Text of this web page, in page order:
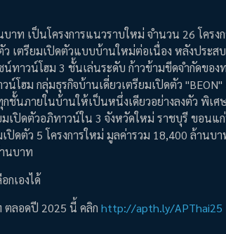
าท เป็นโครงการแนวราบใหม่ จำนวน 26 โครง
เตรียมเปิดตัวแบบบ้านใหม่ต่อเนื่อง หลังประส
น์ทาวน์โฮม 3 ชั้นเล่นระดับ ก้าวข้ามขีดจำกัดของ
โฮม กลุ่มธุรกิจบ้านเดี่ยวเตรียมเปิดตัว
นภายในบ้านให้เป็นหนึ่งเดียวอย่างลงตัว พิเศ
เปิดตัวอภิทาวน์ใน 3 จังหวัดใหม่ ราชบุรี ขอนแ
ดตัว 5 โครงการใหม่ มูลค่ารวม 18,400 ล้านบ
นบาท
เองได้
ตลอดปี 2025 นี้ คลิก http://apth.ly/APThai25